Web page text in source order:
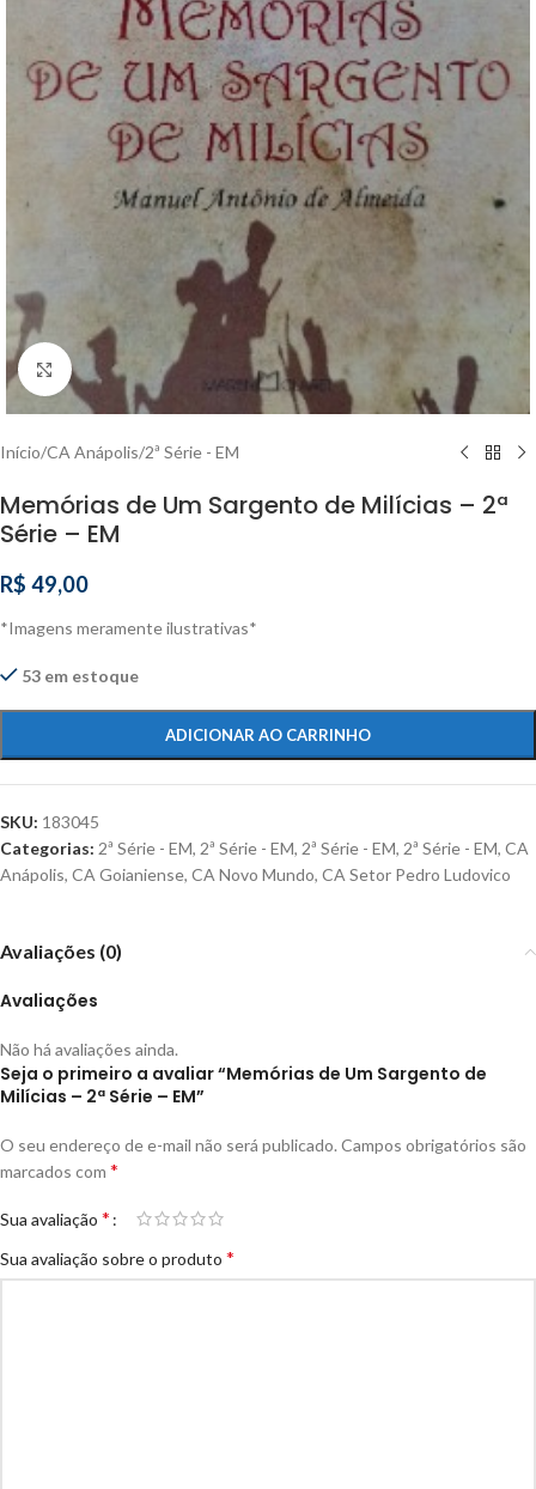
Clique para ampliar
Início/CA Anápolis/2ª Série - EM
Memórias de Um Sargento de Milícias – 2ª
Série – EM
R$ 49,00
*Imagens meramente ilustrativas*
53 em estoque
ADICIONAR AO CARRINHO
SKU: 183045
Categorias: 2ª Série - EM, 2ª Série - EM, 2ª Série - EM, 2ª Série - EM, CA
Anápolis, CA Goianiense, CA Novo Mundo, CA Setor Pedro Ludovico
Avaliações (0)
Avaliações
Não há avaliações ainda.
Seja o primeiro a avaliar “Memórias de Um Sargento de
Milícias – 2ª Série – EM”
O seu endereço de e-mail não será publicado. Campos obrigatórios são
marcados com *
Sua avaliação *
Sua avaliação sobre o produto *